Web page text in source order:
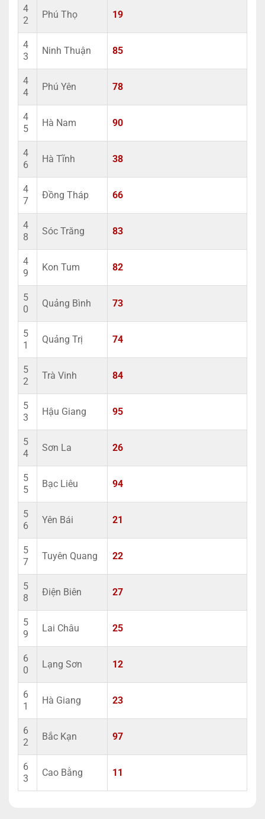
4
2
Phú Thọ 19
4
3
Ninh Thuận 85
4
4
Phú Yên 78
4
5
Hà Nam 90
4
6
Hà Tĩnh 38
4
7
Đồng Tháp 66
4
8
Sóc Trăng 83
4
9
Kon Tum 82
5
0
Quảng Bình 73
5
1
Quảng Trị 74
5
2
Trà Vinh 84
5
3
Hậu Giang 95
5
4
Sơn La 26
5
5
Bạc Liêu 94
5
6
Yên Bái 21
5
7
Tuyên Quang 22
5
8
Điện Biên 27
5
9
Lai Châu 25
6
0
Lạng Sơn 12
6
1
Hà Giang 23
6
2
Bắc Kạn 97
6
3
Cao Bằng 11